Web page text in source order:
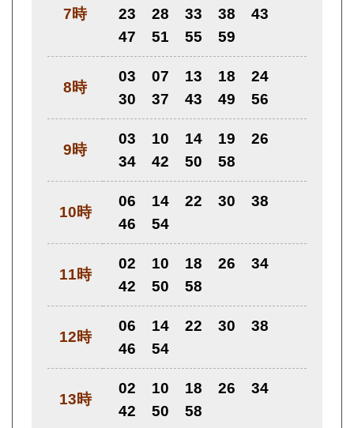
7時
23
28 33 38
43
47
51 55 59
8時
03 07 13 18
24
30
37 43 49 56
9時
03 10 14 19
26
34
42 50 58
10時
06 14 22 30
38
46
54
11時
02 10 18 26
34
42
50 58
12時
06 14 22 30
38
46
54
13時
02 10 18 26
34
42
50 58